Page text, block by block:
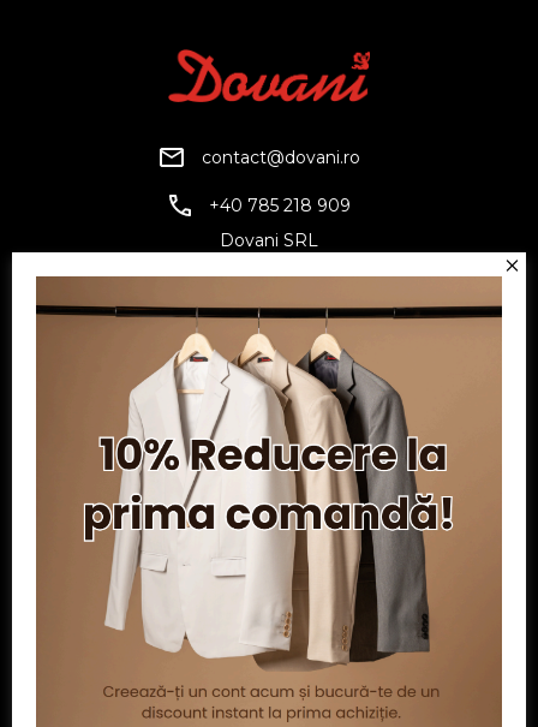
contact@dovani.ro
+40 785 218 909
Dovani SRL
Reg. Com.: J07/1134/1994
Facebook
TwitterYouTube
Informatii
Contul meu
Serviciu clienți